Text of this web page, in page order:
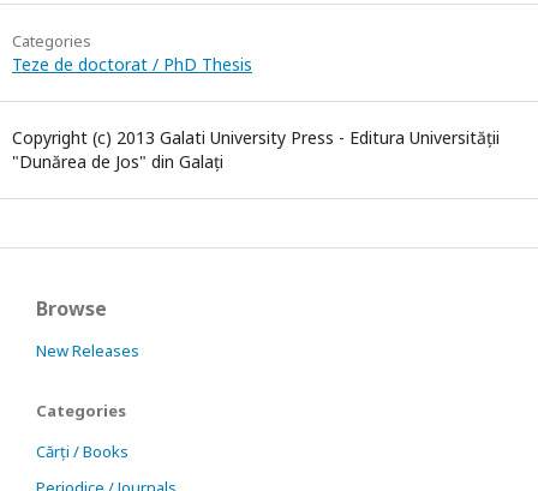
Categories
Teze de doctorat / PhD Thesis
Copyright (c) 2013 Galati University Press - Editura Universității
"Dunărea de Jos" din Galați
Browse
New Releases
Categories
Cărți / Books